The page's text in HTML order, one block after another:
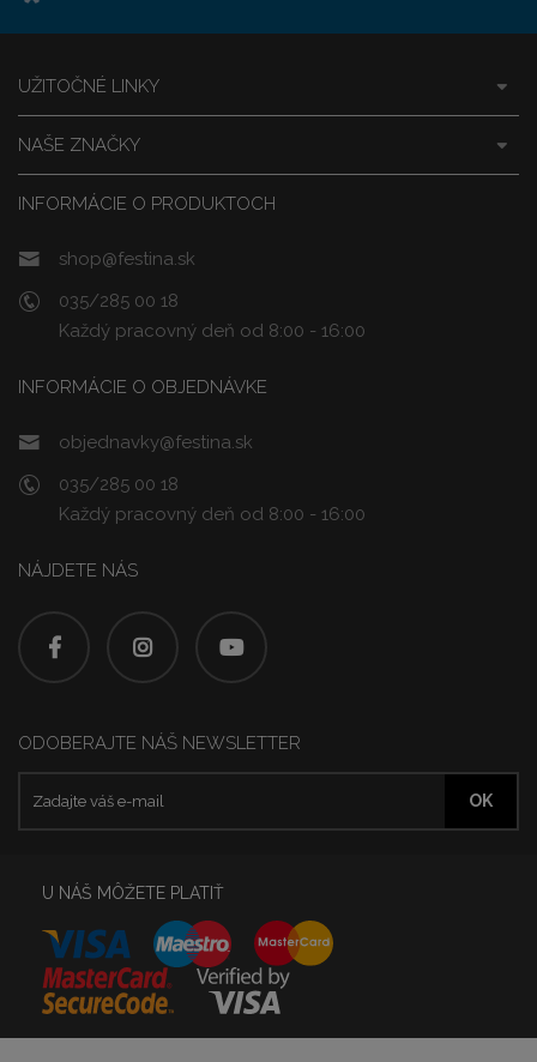
INFORMÁCIE O PRODUKTOCH
shop@festina.sk
035/285 00 18
Každý pracovný deň od 8:00 - 16:00
INFORMÁCIE O OBJEDNÁVKE
objednavky@festina.sk
035/285 00 18
Každý pracovný deň od 8:00 - 16:00
NAŠE ZNAČKY
UŽITOČNÉ LINKY
NÁJDETE NÁS
ODOBERAJTE NÁŠ NEWSLETTER
U NÁŠ MÔŽETE PLATIŤ